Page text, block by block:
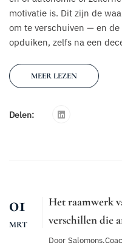
motivatie is. Dit zijn de
om te verschuiven — en
opduiken, zelfs na een
MEER LEZEN
Delen:
01
MRT
Het raamwerk
verschillen die
Door